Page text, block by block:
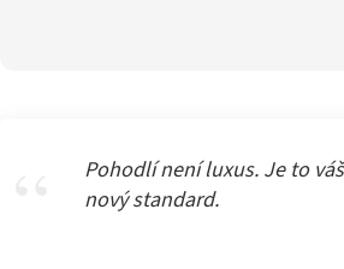
Pohodlí není luxus. Je to váš
nový standard.